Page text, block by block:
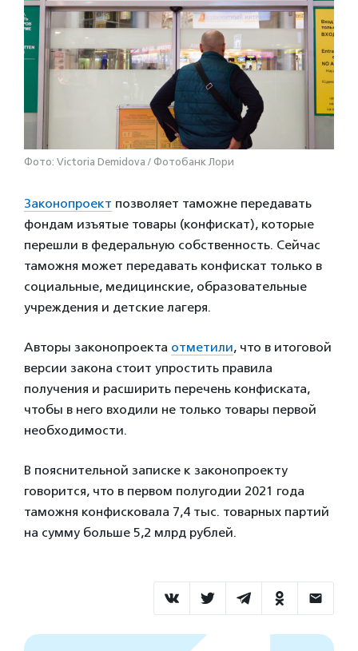
Фото: Victoria Demidova / Фотобанк Лори
Законопроект позволяет таможне передавать
фондам изъятые товары (конфискат), которые
перешли в федеральную собственность. Сейчас
таможня может передавать конфискат только в
социальные, медицинские, образовательные
учреждения и детские лагеря.
Авторы законопроекта отметили, что в итоговой
версии закона стоит упростить правила
получения и расширить перечень конфиската,
чтобы в него входили не только товары первой
необходимости.
В пояснительной записке к законопроекту
говорится, что в первом полугодии 2021 года
таможня конфисковала 7,4 тыс. товарных партий
на сумму больше 5,2 млрд рублей.